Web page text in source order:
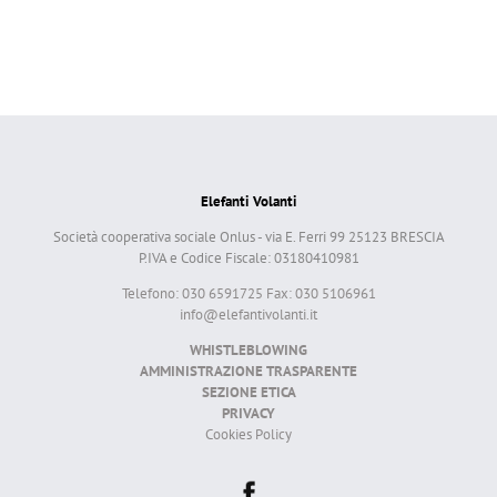
Elefanti Volanti
Società cooperativa sociale Onlus - via E. Ferri 99 25123 BRESCIA
P.IVA e Codice Fiscale: 03180410981
Telefono: 030 6591725 Fax: 030 5106961
info@elefantivolanti.it
WHISTLEBLOWING
AMMINISTRAZIONE TRASPARENTE
SEZIONE ETICA
PRIVACY
Cookies Policy